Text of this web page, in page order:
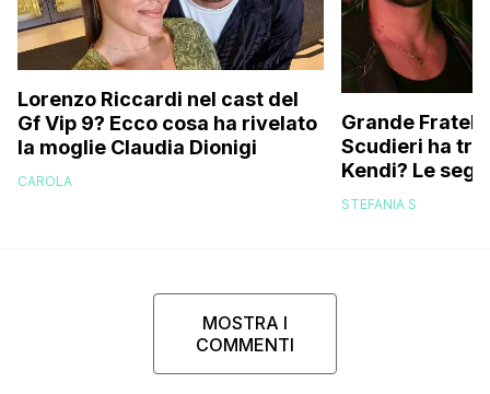
Lorenzo Riccardi nel cast del
Gf Vip 9? Ecco cosa ha rivelato
la moglie Claudia Dionigi
CAROLA
Grande
Scudieri ha
Kendi? Le
replica dell’ex
STEFANIA S
MOSTRA I
COMMENTI